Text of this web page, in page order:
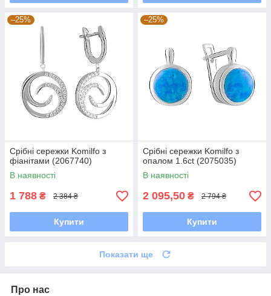
–25%
Срібні сережки Komilfo з
фіанітами (2067740)
В наявності
1 788 ₴ 2 384 ₴
Купити
–25%
Срібні сережки Komilfo з
опалом 1.6ct (2075035)
В наявності
2 095,50 ₴ 2 794 ₴
Купити
Показати ще
Про нас